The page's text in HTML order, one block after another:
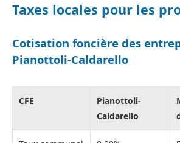
Taxes locales pour les
Cotisation foncière des
Pianottoli-Caldarello
CFE
Pianottoli-
Caldarello